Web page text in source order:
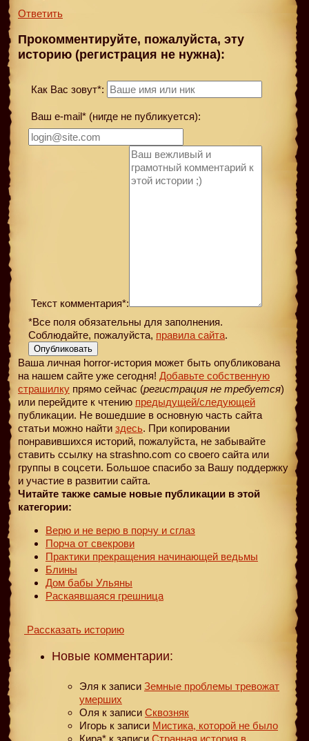
Ответить
Прокомментируйте, пожалуйста, эту
историю (регистрация не нужна):
Как Вас зовут*:
Ваш e-mail* (нигде не публикуется):
Текст комментария*:
*Все поля обязательны для заполнения.
Соблюдайте, пожалуйста, правила сайта.
Опубликовать
Ваша личная horror-история может быть опубликована
на нашем сайте уже сегодня! Добавьте собственную
страшилку прямо сейчас (регистрация не требуется)
или перейдите к чтению предыдущей/следующей
публикации. Не вошедшие в основную часть сайта
статьи можно найти здесь. При копировании
понравившихся историй, пожалуйста, не забывайте
ставить ссылку на strashno.com со своего сайта или
группы в соцсети. Большое спасибо за Вашу поддержку
и участие в развитии сайта.
Читайте также самые новые публикации в этой
категории:
Верю и не верю в порчу и сглаз
Порча от свекрови
Практики прекращения начинающей ведьмы
Блины
Дом бабы Ульяны
Раскаявшаяся грешница
Рассказать историю
Новые комментарии:
Эля к записи Земные проблемы тревожат
умерших
Оля к записи Сквозняк
Игорь к записи Мистика, которой не было
Кира* к записи Странная история в